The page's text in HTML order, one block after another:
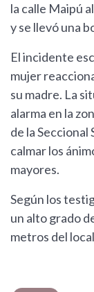
la calle Maipú
y se llevó una
El incidente
mujer
su madre. La
alarma en la
de la Seccional
calmar los
mayores.
Según los
un alto grado
metros del